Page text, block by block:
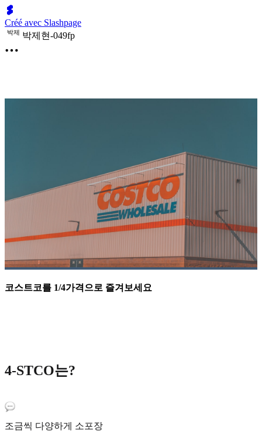
Créé avec Slashpage
박제 박제현-049fp
코스트코를 1/4가격으로 즐겨보세요
4-STCO는?
조금씩 다양하게 소포장